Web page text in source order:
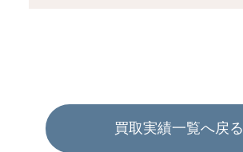
買取実績一覧へ戻る